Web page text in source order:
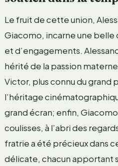
Le fruit de cette union,
Giacomo, incarne une
et d’engagements.
hérité de la passion
Victor, plus connu du grand
l’héritage
grand écran; enfin,
coulisses, à l’abri des
fratrie a été précieux dans
délicate, chacun apportant